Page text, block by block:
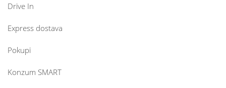
Drive In
Express dostava
Pokupi
Konzum SMART